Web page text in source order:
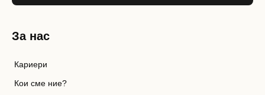
За нас
Кариери
Кои сме ние?